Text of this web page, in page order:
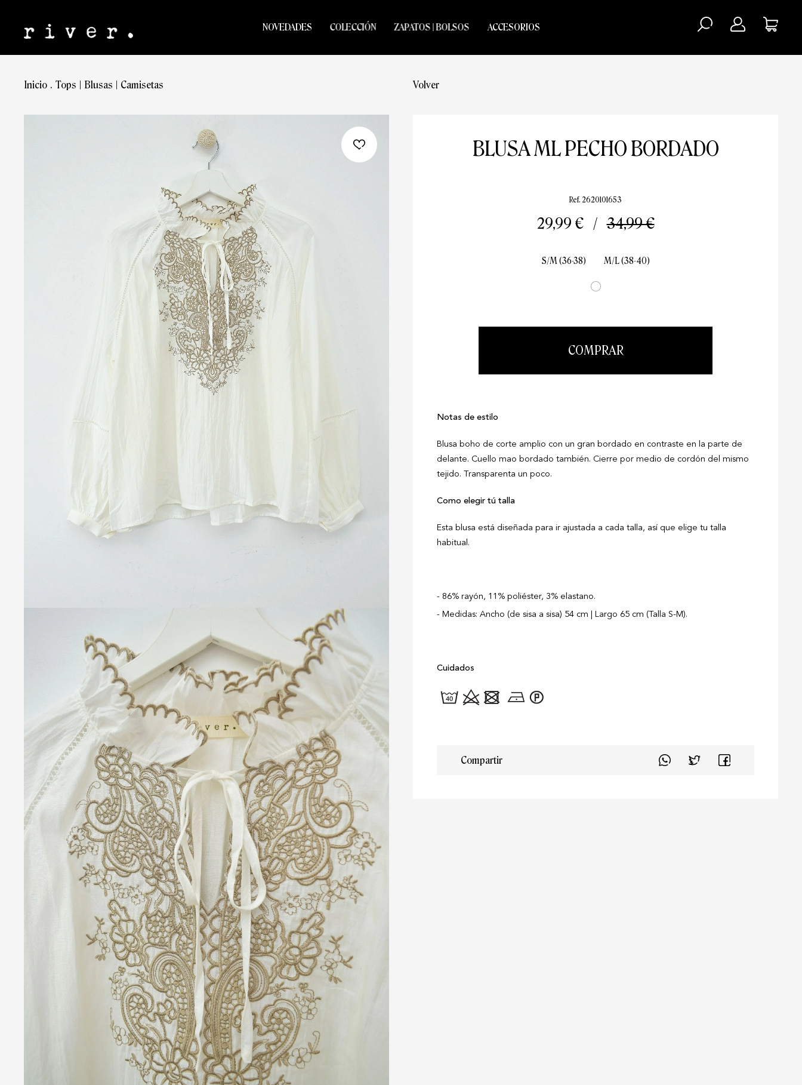
NOVEDADES COLECCIÓN ZAPATOS | BOLSOS ACCESORIOS
Inicio . Tops | Blusas | Camisetas Volver
BLUSA ML PECHO BORDADO
Ref. 2620101653
29,99 € 34,99 €
S/M (36-38) M/L (38-40)
COMPRAR
Notas de estilo
Blusa boho de corte amplio con un gran bordado en contraste en la parte de
delante. Cuello mao bordado también. Cierre por medio de cordón del mismo
tejido. Transparenta un poco.
Como elegir tú talla
Esta blusa está diseñada para ir ajustada a cada talla, así que elige tu talla
habitual.
86% rayón, 11% poliéster, 3% elastano.
Medidas: Ancho (de sisa a sisa) 54 cm | Largo 65 cm (Talla S-M).
Cuidados
Compartir